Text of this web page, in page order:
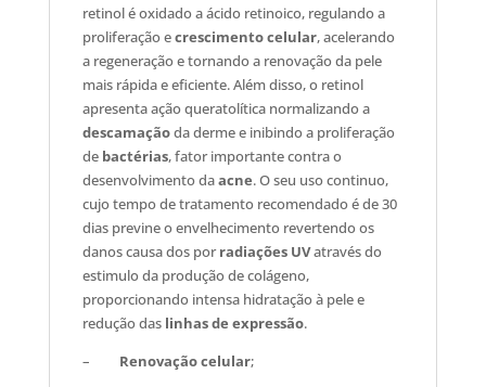
retinol é oxidado a ácido retinoico, regulando a
proliferação ecrescimento celular, acelerando
a regeneração e tornando a renovação da pele
mais rápida e eficiente. Além disso, o retinol
apresenta ação queratolítica normalizando a
descamaçãoda derme e inibindo a proliferação
de bactérias, fator importante contra o
desenvolvimento daacne. O seu uso continuo,
cujo tempo de tratamento recomendado é de 30
dias previne o envelhecimento revertendo os
danos causa dos porradiações UVatravés do
estimulo da produção de colágeno,
proporcionando intensa hidratação à pele e
redução das linhasde expressão.
– Renovaçãocelular;